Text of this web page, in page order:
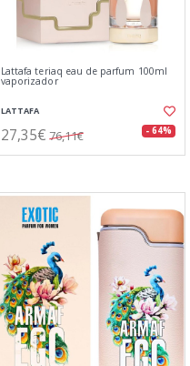
Lattafa teriaq eau de parfum 100ml
vaporizador
LATTAFA
27,35€ 76,11€ - 64%